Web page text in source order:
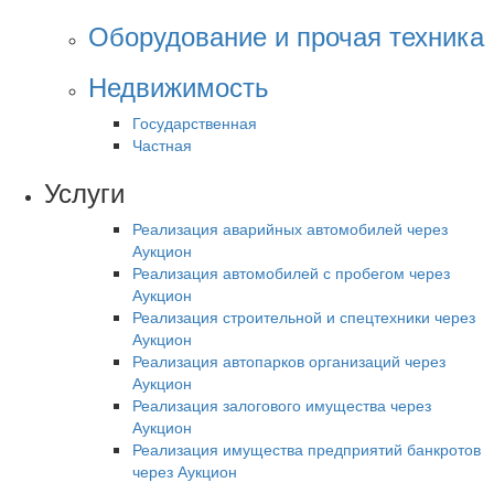
Оборудование и прочая техника
Недвижимость
Государственная
Частная
Услуги
Реализация аварийных автомобилей через
Аукцион
Реализация автомобилей с пробегом через
Аукцион
Реализация строительной и спецтехники через
Аукцион
Реализация автопарков организаций через
Аукцион
Реализация залогового имущества через
Аукцион
Реализация имущества предприятий банкротов
через Аукцион